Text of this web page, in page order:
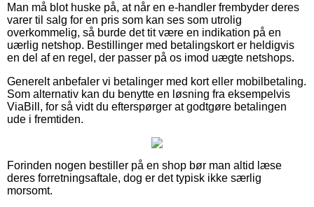
Man må blot huske på, at når en e-handler frembyder deres
varer til salg for en pris som kan ses som utrolig
overkommelig, så burde det tit være en indikation på en
uærlig netshop. Bestillinger med betalingskort er heldigvis
en del af en regel, der passer på os imod uægte netshops.
Generelt anbefaler vi betalinger med kort eller mobilbetaling.
Som alternativ kan du benytte en løsning fra eksempelvis
ViaBill, for så vidt du efterspørger at godtgøre betalingen
ude i fremtiden.
Forinden nogen bestiller på en shop bør man altid læse
deres forretningsaftale, dog er det typisk ikke særlig
morsomt.